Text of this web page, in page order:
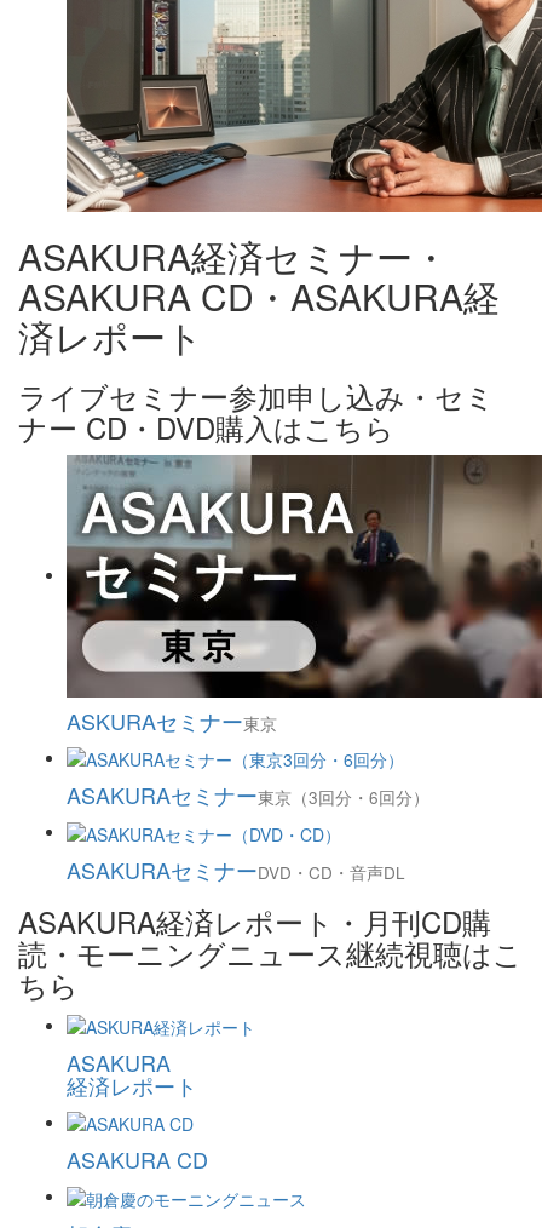
ASAKURA経済セミナー・
ASAKURA CD・ASAKURA経
済レポート
ライブセミナー参加申し込み・セミ
ナー CD・DVD購入はこちら
ASKURAセミナー東京
ASAKURAセミナー東京（3回分・6回分）
ASAKURAセミナーDVD・CD・音声DL
ASAKURA経済レポート・月刊CD購
読・モーニングニュース継続視聴はこ
ちら
ASAKURA
経済レポート
ASAKURA CD